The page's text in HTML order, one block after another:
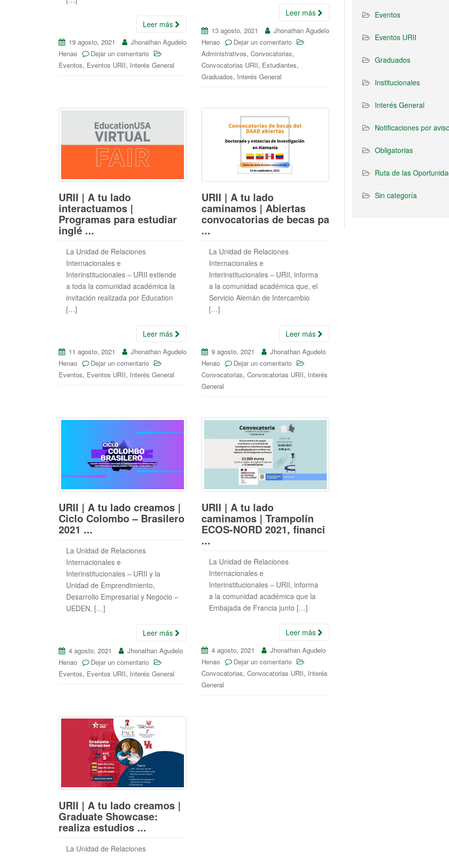
Leer más
19 agosto, 2021
Jhonathan Agudelo
Henao
Dejar un comentario
Eventos, Eventos URII, Interés General
Leer más
13 agosto, 2021
Jhonathan Agudelo
Henao
Dejar un comentario
Administrativos, Convocatorias,
Convocatorias URII, Estudiantes,
Graduados, Interés General
URII | A tu lado
interactuamos |
Programas para estudiar
inglé ...
La Unidad de Relaciones
Internacionales e
Interinstitucionales – URII extiende
a toda la comunidad académica la
invitación realizada por Education
[…]
Leer más
11 agosto, 2021
Jhonathan Agudelo
Henao
Dejar un comentario
Eventos, Eventos URII, Interés General
URII | A tu lado
caminamos | Abiertas
convocatorias de becas pa
...
La Unidad de Relaciones
Internacionales e
Interinstitucionales – URII, informa
a la comunidad académica que, el
Servicio Alemán de Intercambio
[…]
Leer más
9 agosto, 2021
Jhonathan Agudelo
Henao
Dejar un comentario
Convocatorias, Convocatorias URII, Interés
General
URII | A tu lado creamos |
Ciclo Colombo – Brasilero
2021 ...
La Unidad de Relaciones
Internacionales e
Interinstitucionales – URII y la
Unidad de Emprendimiento,
Desarrollo Empresarial y Negocio –
UEDEN, […]
Leer más
4 agosto, 2021
Jhonathan Agudelo
Henao
Dejar un comentario
Eventos, Eventos URII, Interés General
URII | A tu lado
caminamos | Trampolín
ECOS-NORD 2021, financi
...
La Unidad de Relaciones
Internacionales e
Interinstitucionales – URII, informa
a la comunidad académica que la
Embajada de Francia junto […]
Leer más
4 agosto, 2021
Jhonathan Agudelo
Henao
Dejar un comentario
Convocatorias, Convocatorias URII, Interés
General
URII | A tu lado creamos |
Graduate Showcase:
realiza estudios ...
La Unidad de Relaciones
Eventos
Eventos URII
Graduados
Institucionales
Interés General
Notificaciones por aviso
Obligatorias
Ruta de las
Sin categoría